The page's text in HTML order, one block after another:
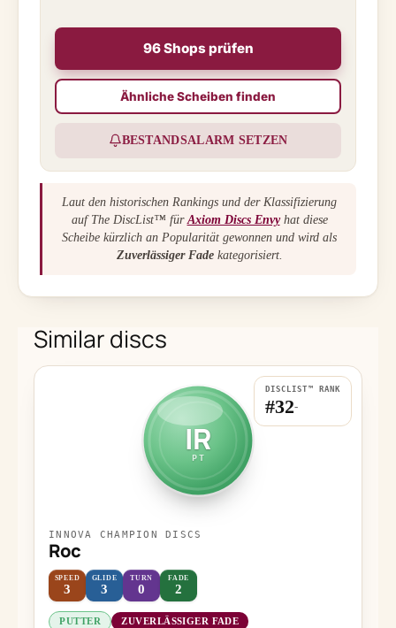
96 Shops prüfen
Ähnliche Scheiben finden
BESTANDSALARM SETZEN
Laut den historischen Rankings und der Klassifizierung
auf The DiscList™ für Axiom Discs Envyhat diese
Scheibe kürzlich an Popularität gewonnen und wird als
Zuverlässiger Fadekategorisiert.
Similar discs
IR
PT
DISCLIST™ RANK
#32-
INNOVA CHAMPION DISCS
Roc
SPEED
3
GLIDE
3
TURN
0
FADE
2
PUTTER ZUVERLÄSSIGER FADE